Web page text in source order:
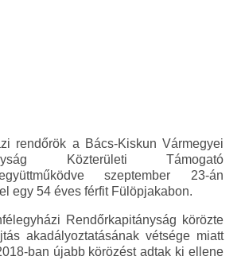
rendőrök a Bács-Kiskun Vármegyei
Közterületi Támogató
szeptember 23-án
egy 54 éves férfit Fülöpjakabon.
Rendőrkapitányság körözte
akadályoztatásának vétsége miatt
ban újabb körözést adtak ki ellene